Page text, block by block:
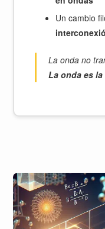
Un cambio
La onda no
La onda es